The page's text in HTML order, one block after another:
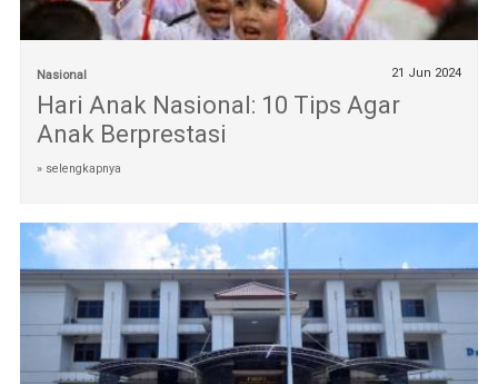
Nasional 21 Jun 2024
Hari Anak Nasional: 10 Tips Agar
Anak Berprestasi
» selengkapnya